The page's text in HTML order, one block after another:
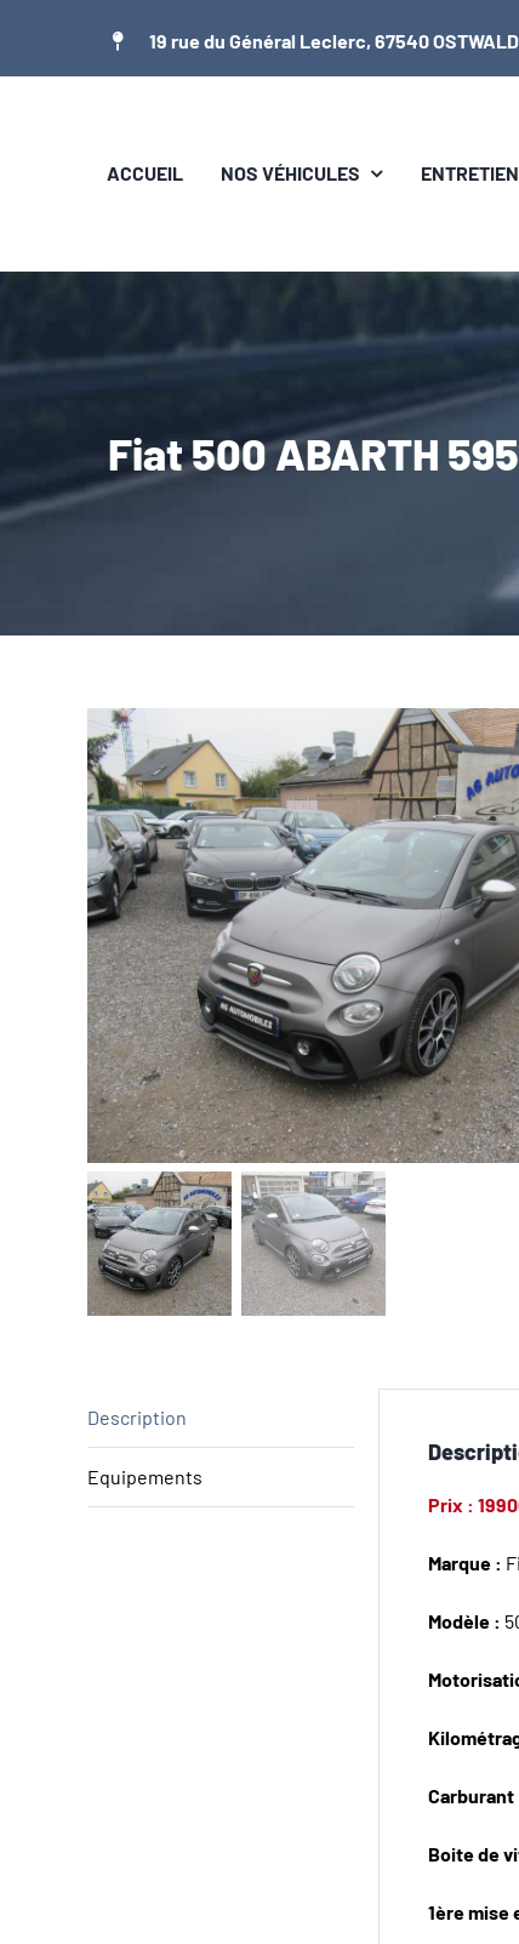
contenu
19 rue du Général Leclerc, 67540 OSTWALD
ACCUEIL NOS VÉHICULES
Fiat 500 ABARTH
Description
Equipements
Prix :
Marque :
Modèle :
Carburant
Boite de
1ère mise